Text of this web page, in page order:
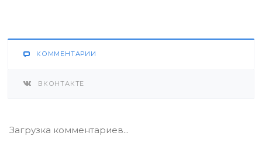
КОММЕНТАРИИ
ВКОНТАКТЕ
Загрузка комментариев...